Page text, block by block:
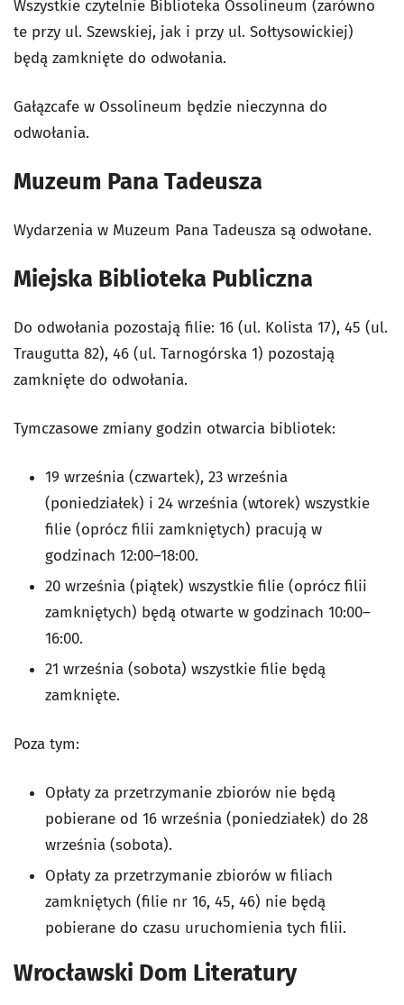
Wszystkie czytelnie Biblioteka Ossolineum (zarówno
te przy ul. Szewskiej, jak i przy ul. Sołtysowickiej)
będą zamknięte do odwołania.
Gałązcafe w Ossolineum będzie nieczynna do
odwołania.
Muzeum Pana Tadeusza
Wydarzenia w Muzeum Pana Tadeusza są odwołane.
Miejska Biblioteka Publiczna
Do odwołania pozostają filie: 16 (ul. Kolista 17), 45 (ul.
Traugutta 82), 46 (ul. Tarnogórska 1) pozostają
zamknięte do odwołania.
Tymczasowe zmiany godzin otwarcia bibliotek:
19 września (czwartek), 23 września
(poniedziałek) i 24 września (wtorek) wszystkie
filie (oprócz filii zamkniętych) pracują w
godzinach 12:00–18:00.
20 września (piątek) wszystkie filie (oprócz filii
zamkniętych) będą otwarte w godzinach 10:00–
16:00.
21 września (sobota) wszystkie filie będą
zamknięte.
Poza tym:
Opłaty za przetrzymanie zbiorów nie będą
pobierane od 16 września (poniedziałek) do 28
września (sobota).
Opłaty za przetrzymanie zbiorów w filiach
zamkniętych (filie nr 16, 45, 46) nie będą
pobierane do czasu uruchomienia tych filii.
Wrocławski Dom Literatury